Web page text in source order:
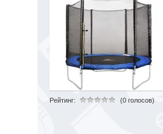
Рейтинг: (0 голосов)